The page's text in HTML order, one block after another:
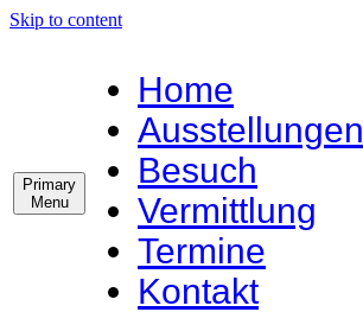
Skip to content
Primary
Menu
Home
Ausstellungen
Besuch
Vermittlung
Termine
Kontakt